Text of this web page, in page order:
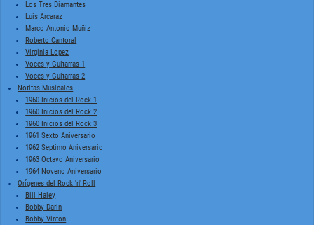
Los Tres Diamantes
Luis Arcaraz
Marco Antonio Muñiz
Roberto Cantoral
Virginia Lopez
Voces y Guitarras 1
Voces y Guitarras 2
Notitas Musicales
1960 Inicios del Rock 1
1960 Inicios del Rock 2
1960 Inicios del Rock 3
1961 Sexto Aniversario
1962 Septimo Aniversario
1963 Octavo Aniversario
1964 Noveno Aniversario
Orígenes del Rock 'n' Roll
Bill Haley
Bobby Darin
Bobby Vinton